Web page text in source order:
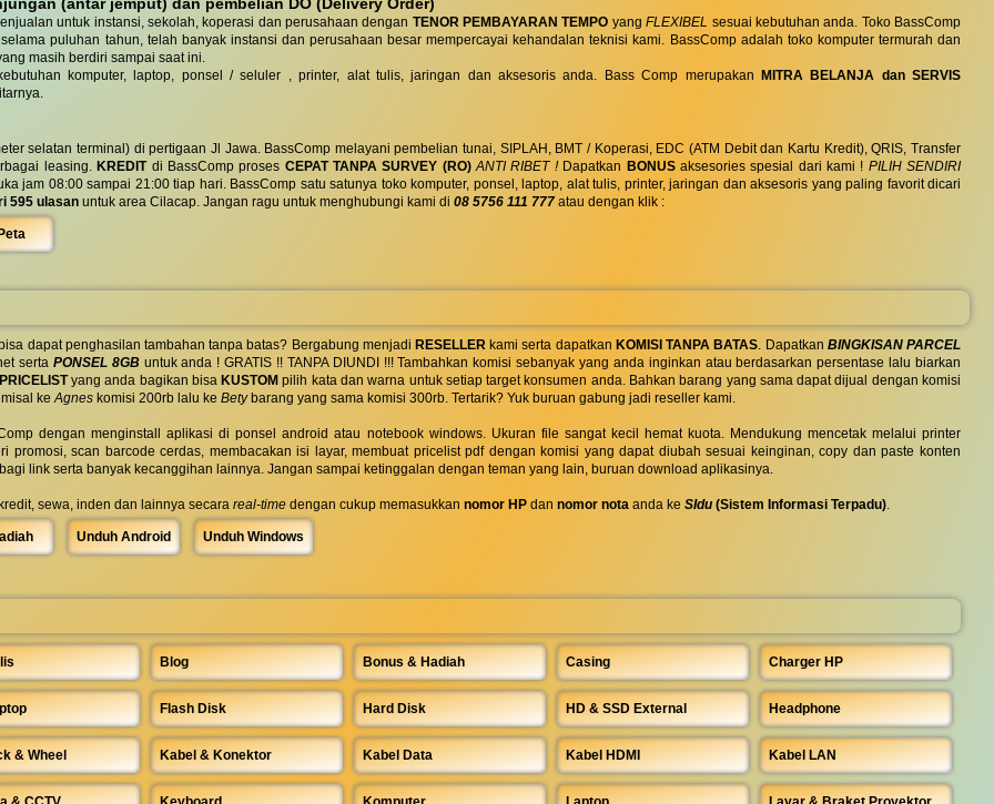
untuk instansi, sekolah, koperasi dan perusahaan dengan TENOR PEMBAYARAN TEMPO yangFLEXIBEL sesuai kebutuhan anda. Toko BassComp
puluhan tahun, telah banyak instansi dan perusahaan besar mempercayai kehandalan teknisi kami. BassComp adalah toko komputer termurah dan
masih berdiri sampai saat ini.
komputer, laptop, ponsel / seluler , printer, alat tulis, jaringan dan aksesoris anda. Bass Comp merupakan
MITRA BELANJA dan SERVIS
selatan terminal) di pertigaan Jl Jawa. BassComp melayani pembelian tunai, SIPLAH, BMT / Koperasi, EDC (ATM Debit dan Kartu Kredit), QRIS, Transfer
leasing. KREDITdi BassComp proses CEPAT TANPA SURVEY (RO) ANTI RIBET !Dapatkan BONUSaksesories spesial dari kami ! PILIH SENDIRI
jam 08:00 sampai 21:00 tiap hari. BassComp satu satunya toko komputer, ponsel, laptop, alat tulis, printer, jaringan dan aksesoris yang paling favorit dicari
595 ulasan untuk area Cilacap. Jangan ragu untuk menghubungi kami di 08 5756 111 777 atau dengan klik :
dapat penghasilan tambahan tanpa batas? Bergabung menjadi RESELLER kami serta dapatkan KOMISI TANPA BATAS. Dapatkan BINGKISAN PARCEL
serta PONSEL 8GBuntuk anda ! GRATIS !! TANPA DIUNDI !!! Tambahkan komisi sebanyak yang anda inginkan atau berdasarkan persentase lalu biarkan
yang anda bagikan bisa KUSTOM pilih kata dan warna untuk setiap target konsumen anda. Bahkan barang yang sama dapat dijual dengan komisi
misal keAgnes komisi 200rb lalu ke Betybarang yang sama komisi 300rb. Tertarik? Yuk buruan gabung jadi reseller kami.
dengan menginstall aplikasi di ponsel android atau notebook windows. Ukuran file sangat kecil hemat kuota. Mendukung mencetak melalui printer
promosi, scan barcode cerdas, membacakan isi layar, membuat pricelist pdf dengan komisi yang dapat diubah sesuai keinginan, copy dan paste konten
link serta banyak kecanggihan lainnya. Jangan sampai ketinggalan dengan teman yang lain, buruan download aplikasinya.
sewa, inden dan lainnya secara real-time dengan cukup memasukkan nomor HP dan nomor nota anda ke SIdu (Sistem Informasi Terpadu).
Unduh Android Unduh Windows
Blog Bonus & Hadiah Casing Charger HP
Flash Disk Hard Disk HD & SSD External Headphone
& Wheel Kabel & Konektor Kabel Data Kabel HDMI Kabel LAN